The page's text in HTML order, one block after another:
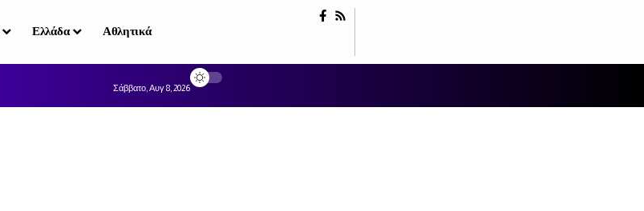
Ελλάδα Αθλητικά
Σάββατο, Αυγ 8, 2026